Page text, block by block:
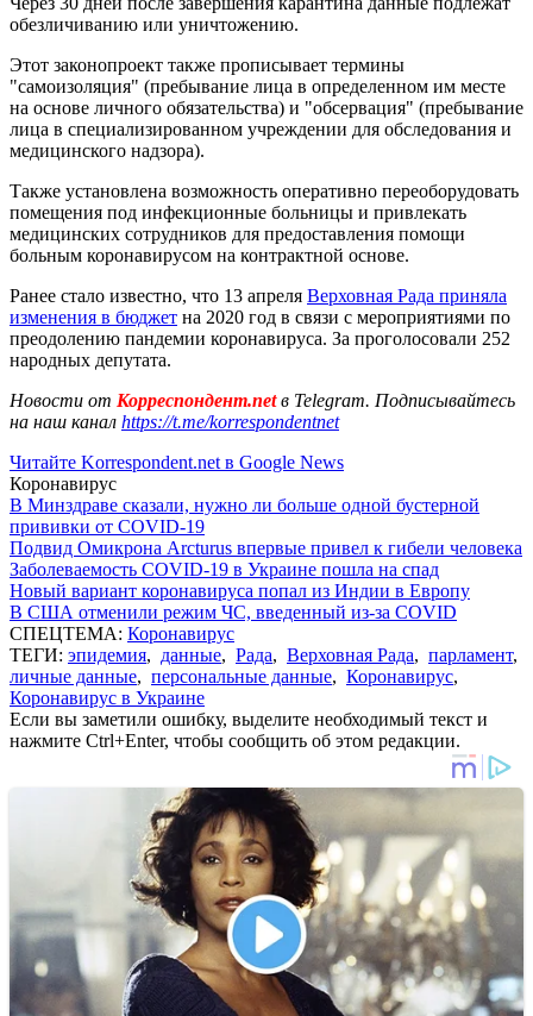
обезличиванию или уничтожению.
Этот законопроект также прописывает термины
"самоизоляция" (пребывание лица в определенном им месте
на основе личного обязательства) и "обсервация" (пребывание
лица в специализированном учреждении для обследования и
медицинского надзора).
Также установлена возможность оперативно переоборудовать
помещения под инфекционные больницы и привлекать
медицинских сотрудников для предоставления помощи
больным коронавирусом на контрактной основе.
Ранее стало известно, что 13 апреля Верховная Рада приняла
изменения в бюджет на 2020 год в связи с мероприятиями по
преодолению пандемии коронавируса. За проголосовали 252
народных депутата.
Новости от Корреспондент.netв Telegram. Подписывайтесь
на наш канал https://t.me/korrespondentnet
Читайте Korrespondent.net в Google News
Коронавирус
В Минздраве сказали, нужно ли больше одной бустерной
прививки от COVID-19
Подвид Омикрона Arcturus впервые привел к гибели человека
Заболеваемость COVID-19 в Украине пошла на спад
Новый вариант коронавируса попал из Индии в Европу
В США отменили режим ЧС, введенный из-за COVID
СПЕЦТЕМА: Коронавирус
ТЕГИ: эпидемия, данные, Рада, Верховная Рада, парламент,
личные данные, персональные данные, Коронавирус,
Коронавирус в Украине
Если вы заметили ошибку, выделите необходимый текст и
нажмите Ctrl+Enter, чтобы сообщить об этом редакции.